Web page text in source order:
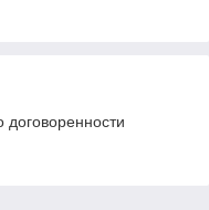
договоренности